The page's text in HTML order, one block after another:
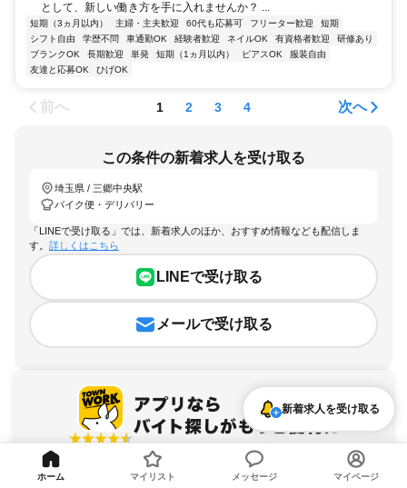
として、新しい働き方を手に入れませんか？ ...
短期（3ヵ月以内） 主婦・主夫歓迎 60代も応募可 フリーター歓迎
短期
シフト自由
学歴不問 車通勤OK 経験者歓迎 ネイルOK 有資格者歓迎
研修あり
ブランクOK
長期歓迎 単発 短期（1ヵ月以内） ピアスOK
服装自由
友達と応募OK
ひげOK
前へ 1 2 3 4 次へ
この条件の新着求人を受け取る
埼玉県 / 三郷中央駅
バイク便・デリバリー
「LINEで受け取る」では、新着求人のほか、おすすめ情報なども配信しま
す。 詳しくはこちら
LINEで受け取る
メールで受け取る
アプリを無料ダウンロード
新着求人を受け取る
ホーム マイリスト メッセージ マイページ